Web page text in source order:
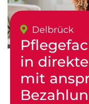
Delbrück
in
mit